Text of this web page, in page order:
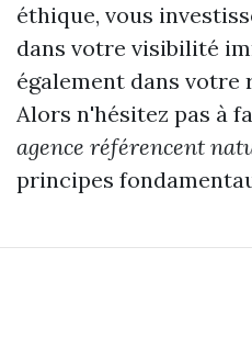
éthique, vous
dans votre visibilité
également dans
Alors n'hésitez pas à
agence référencent
principes